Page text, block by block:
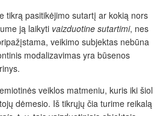
tikrą pasitikėjimo sutartį ar kokią nors
ją laikyti vaizduotine sutartimi, nes
veikimo subjektas nebūna
modalizavimas yra būsenos
veiklos matmeniu, kuris iki šiol
dėmesio. Iš tikrųjų čia turime reikalą